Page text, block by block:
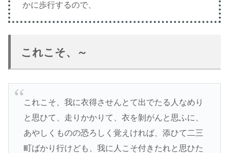
かに歩行するので、
これこそ、～
これこそ、我に衣得させんとて出でたる人なめり
と思ひて、走りかかりて、衣を剝がんと思ふに、
あやしくものの恐ろしく覚えければ、添ひて二三
町ばかり行けども、我に人こそ付きたれと思ひた